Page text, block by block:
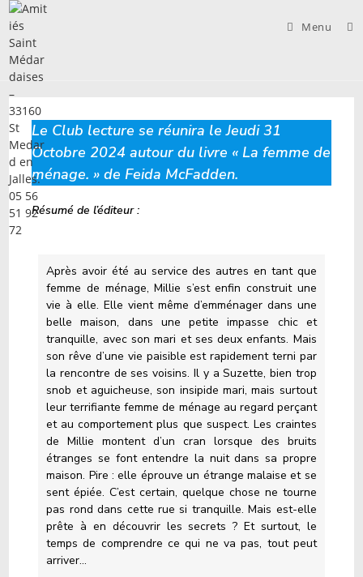
Skip
content
Menu
Le Club lecture se réunira le Jeudi 31
Octobre 2024 autour du livre « La femme de
ménage. » de Feida McFadden.
Résumé de l’éditeur :
Après avoir été au service des autres en tant que
femme de ménage, Millie s’est enfin construit une
vie à elle. Elle vient même d’emménager dans une
belle maison, dans une petite impasse chic et
tranquille, avec son mari et ses deux enfants. Mais
son rêve d’une vie paisible est rapidement terni par
la rencontre de ses voisins. Il y a Suzette, bien trop
snob et aguicheuse, son insipide mari, mais surtout
leur terrifiante femme de ménage au regard perçant
et au comportement plus que suspect. Les craintes
de Millie montent d’un cran lorsque des bruits
étranges se font entendre la nuit dans sa propre
maison. Pire : elle éprouve un étrange malaise et se
sent épiée. C’est certain, quelque chose ne tourne
pas rond dans cette rue si tranquille. Mais est-elle
prête à en découvrir les secrets ? Et surtout, le
temps de comprendre ce qui ne va pas, tout peut
arriver…